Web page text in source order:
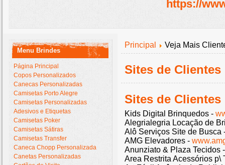
https://
Menu Brindes
Página Principal
Copos Personalizados
Canecas Personalizadas
Camisetas Porto Alegre
Camisetas Personalizadas
Adesivos e Etiquetas
Camisetas Poker
Camisetas Sátiras
Camisetas Transfer
Caneca Chopp Personalizada
Canetas Personalizadas
Principal Veja Mais
Sites de Clientes
Sites de
Kids Digital Brinquedos -
Alegrialegria Locação de
Alô Serviços Site de Busca
AMG Elevadores -
Anunziato & Plaza Tecidos
Area Restrita Acessórios p\